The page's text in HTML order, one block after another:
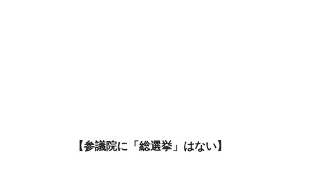
【参議院に「総選挙」はない】